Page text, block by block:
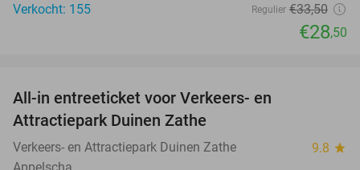
Verkocht: 155
Regulier €33,50
€28,50
All-in entreeticket voor Verkeers- en
Attractiepark Duinen Zathe
Verkeers- en Attractiepark Duinen Zathe 9.8 star